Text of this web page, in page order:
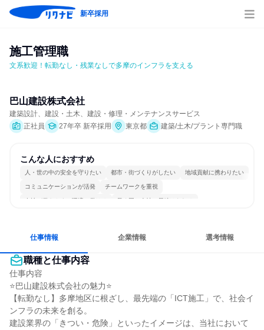
新卒採用
施工管理職
文系歓迎！転勤なし・残業なしで多摩のインフラを支える
巴山建設株式会社
建築設計、建設・土木、建設・修理・メンテナンスサービス
正社員
27年卒 新卒採用 東京都 建築/土木/プラント専門職
こんな人におすすめ
人・世の中の安全を守りたい 都市・街づくりがしたい 地域貢献に携わりたい
コミュニケーションが活発 チームワークを重視
女性が働きやすい環境で働ける 長く同じ会社に居続けられる
仕事情報 企業情報 選考情報
職種と仕事内容
仕事内容
⭐巴山建設株式会社の魅力⭐
【転勤なし】多摩地区に根ざし、最先端の「ICT施工」で、社会イ
ンフラの未来を創る。
建設業界の「きつい・危険」といったイメージは、当社において